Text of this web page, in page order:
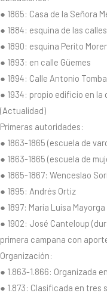
● 1865: Casa de la Señora
● 1884: esquina de las
● 1890: esquina Perito
● 1893: en calle Güemes
● 1894: Calle Antonio Tomba
● 1934: propio edificio en la
(Actualidad)
Primeras autoridades:
● 1863-1865 (escuela de
● 1863-1865 (escuela de
● 1865-1867: Wenceslao
● 1895: Andrés Ortiz
● 1897: María Luisa Mayorga
● 1902: José Canteloup
primera campana con
Organización:
● 1.863-1.866: Organizada
● 1.873: Clasificada en tres